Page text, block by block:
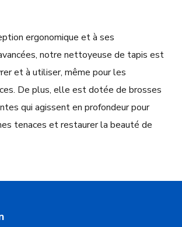
ergonomique et à ses
notre nettoyeuse de tapis est
et à utiliser, même pour les
De plus, elle est dotée de brosses
qui agissent en profondeur pour
tenaces et restaurer la beauté de